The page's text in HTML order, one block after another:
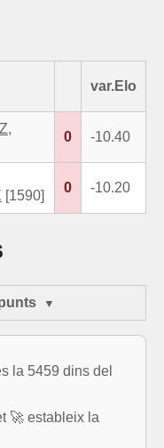
var.Elo
0 -10.40
[1590]
0 -10.20
la 5459 dins del
🚀 estableix la